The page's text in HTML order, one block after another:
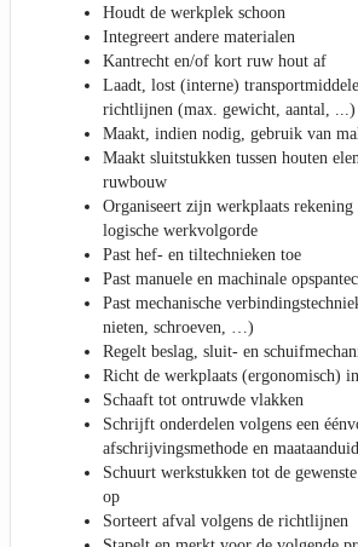
Houdt de werkplek schoon
Integreert andere materialen
Kantrecht en/of kort ruw hout af
Laadt, lost (interne)
richtlijnen (max. gewicht, aantal, ...)
Maakt, indien nodig, gebruik van
Maakt sluitstukken tussen houten
ruwbouw
Organiseert zijn werkplaats rekening
logische werkvolgorde
Past hef- en tiltechnieken toe
Past manuele en machinale
Past mechanische
nieten, schroeven, …)
Regelt beslag, sluit- en
Richt de werkplaats (ergonomisch) in
Schaaft tot ontruwde vlakken
Schrijft onderdelen volgens een
afschrijvingsmethode en
Schuurt werkstukken tot de
op
Sorteert afval volgens de richtlijnen